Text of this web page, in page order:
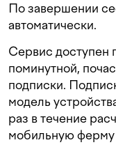
По завершении
автоматически.
Сервис
поминутной,
подписки.
модель
раз в течение
мобильную